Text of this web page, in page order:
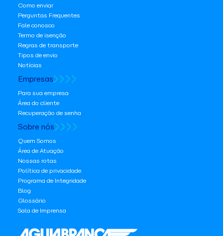
Como enviar
Perguntas Frequentes
Fale conosco
Termo de isenção
Regras de transporte
Tipos de envio
Notícias
Empresas
Para sua empresa
Área do cliente
Recuperação de senha
Sobre nós
Quem Somos
Área de Atuação
Nossas rotas
Política de privacidade
Programa de Integridade
Blog
Glossário
Sala de Imprensa